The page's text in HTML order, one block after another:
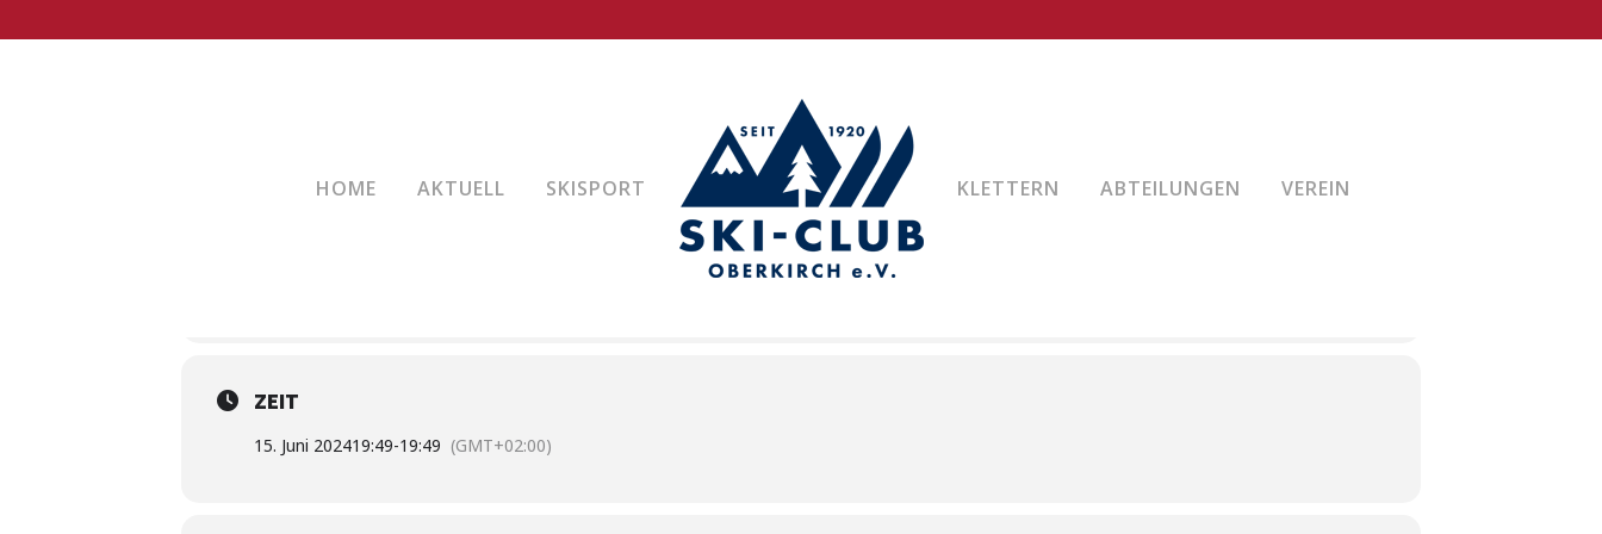
HOME AKTUELL SKISPORT KLETTERN ABTEILUNGEN VEREIN
RENNRAD ÜBERRASCHUNGSTOUR (STEINACH)
INFO + ANMELDUNG: HANS HUDARIN TEL.: 0176 / 63 81 38 07
ZEIT
15. Juni 202419:49-19:49 (GMT+02:00)